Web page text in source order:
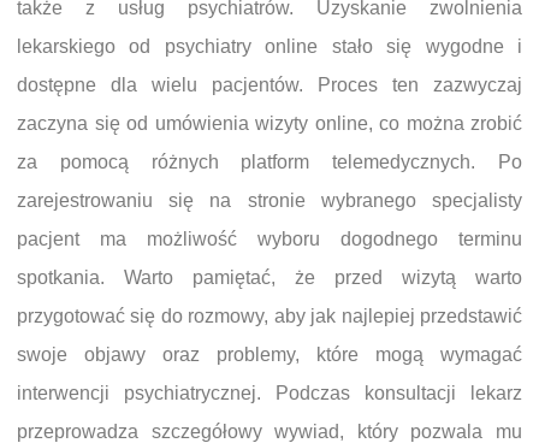
także z usług psychiatrów. Uzyskanie zwolnienia
lekarskiego od psychiatry online stało się wygodne i
dostępne dla wielu pacjentów. Proces ten zazwyczaj
zaczyna się od umówienia wizyty online, co można zrobić
za pomocą różnych platform telemedycznych. Po
zarejestrowaniu się na stronie wybranego specjalisty
pacjent ma możliwość wyboru dogodnego terminu
spotkania. Warto pamiętać, że przed wizytą warto
przygotować się do rozmowy, aby jak najlepiej przedstawić
swoje objawy oraz problemy, które mogą wymagać
interwencji psychiatrycznej. Podczas konsultacji lekarz
przeprowadza szczegółowy wywiad, który pozwala mu